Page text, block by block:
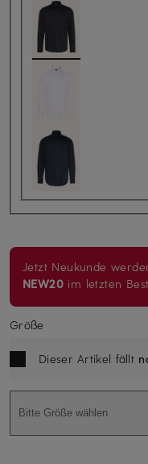
Jetzt Neukunde
NEW20 im letzten
Größe
Dieser Artikel fällt
Bitte Größe wählen